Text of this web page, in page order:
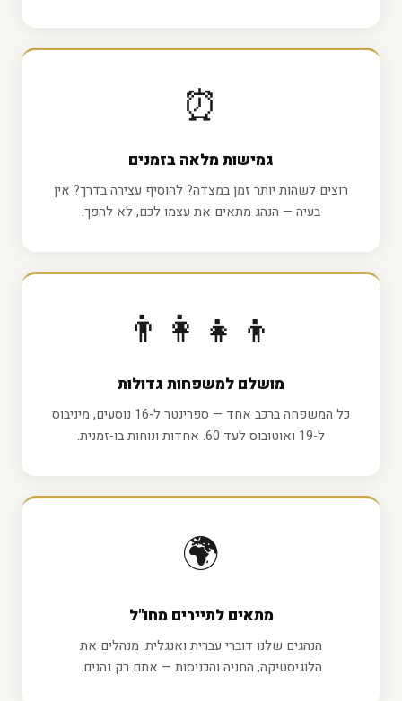
⏰
גמישות מלאה בזמנים
רוצים לשהות יותר זמן במצדה? להוסיף עצירה בדרך? אין
בעיה — הנהג מתאים את עצמו לכם, לא להפך.
👨‍👩‍👧‍👦
מושלם למשפחות גדולות
כל המשפחה ברכב אחד — ספרינטר ל-16 נוסעים, מיניבוס
ל-19 ואוטובוס לעד 60. אחדות ונוחות בו-זמנית.
🌍
מתאים לתיירים מחו"ל
הנהגים שלנו דוברי עברית ואנגלית. מנהלים את
הלוגיסטיקה, החניה והכניסות — אתם רק נהנים.